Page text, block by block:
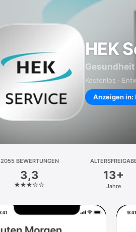
HEK
Kostenlos ·
Anzeigen in:
2055 BEWERTUNGEN
3,3 13+
Jahre